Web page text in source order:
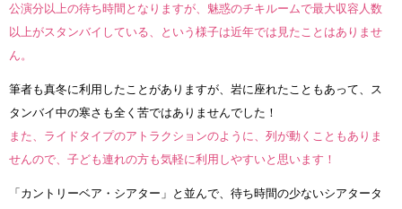
公演分以上の待ち時間となりますが、魅惑のチキルームで最大収容人数
以上がスタンバイしている、という様子は近年では見たことはありませ
ん。
筆者も真冬に利用したことがありますが、岩に座れたこともあって、ス
タンバイ中の寒さも全く苦ではありませんでした！
また、ライドタイプのアトラクションのように、列が動くこともありま
せんので、子ども連れの方も気軽に利用しやすいと思います！
「カントリーベア・シアター」と並んで、待ち時間の少ないシアタータ